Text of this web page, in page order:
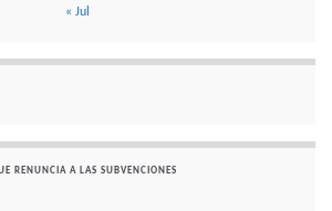
« Jul
RENUNCIA A LAS SUBVENCIONES